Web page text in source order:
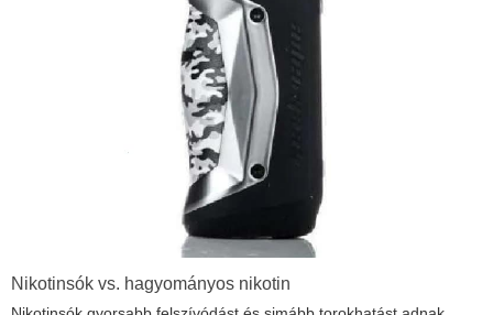
Nikotinsók vs. hagyományos nikotin